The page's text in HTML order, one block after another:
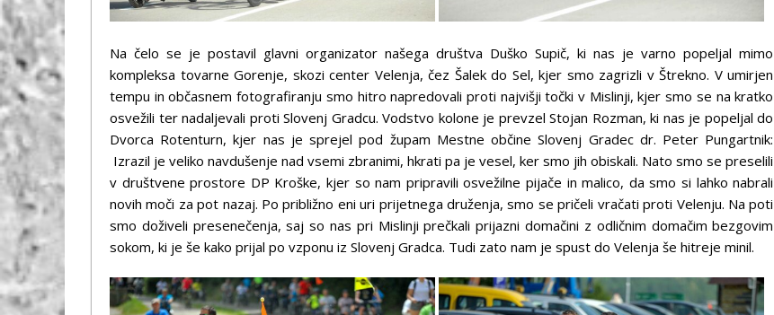
Na čelo se je postavil glavni organizator našega društva Duško Supič, ki nas je varno popeljal mimo
kompleksa tovarne Gorenje, skozi center Velenja, čez Šalek do Sel, kjer smo zagrizli v Štrekno. V umirjen
tempu in občasnem fotografiranju smo hitro napredovali proti najvišji točki v Mislinji, kjer smo se na kratko
osvežili ter nadaljevali proti Slovenj Gradcu. Vodstvo kolone je prevzel Stojan Rozman, ki nas je popeljal do
Dvorca Rotenturn, kjer nas je sprejel pod župam Mestne občine Slovenj Gradec dr. Peter Pungartnik:
Izrazil je veliko navdušenje nad vsemi zbranimi, hkrati pa je vesel, ker smo jih obiskali. Nato smo se preselili
v društvene prostore DP Kroške, kjer so nam pripravili osvežilne pijače in malico, da smo si lahko nabrali
novih moči za pot nazaj. Po približno eni uri prijetnega druženja, smo se pričeli vračati proti Velenju. Na poti
smo doživeli presenečenja, saj so nas pri Mislinji prečkali prijazni domačini z odličnim domačim bezgovim
sokom, ki je še kako prijal po vzponu iz Slovenj Gradca. Tudi zato nam je spust do Velenja še hitreje minil.